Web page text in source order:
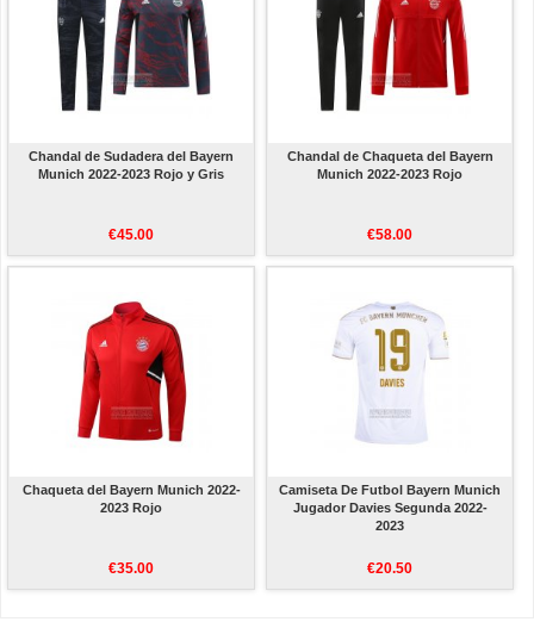
Chandal de Sudadera del Bayern
Munich 2022-2023 Rojo y Gris
€45.00
Chandal de Chaqueta del Bayern
Munich 2022-2023 Rojo
€58.00
Chaqueta del Bayern Munich 2022-
2023 Rojo
€35.00
Camiseta De Futbol Bayern Munich
Jugador Davies Segunda 2022-
2023
€20.50